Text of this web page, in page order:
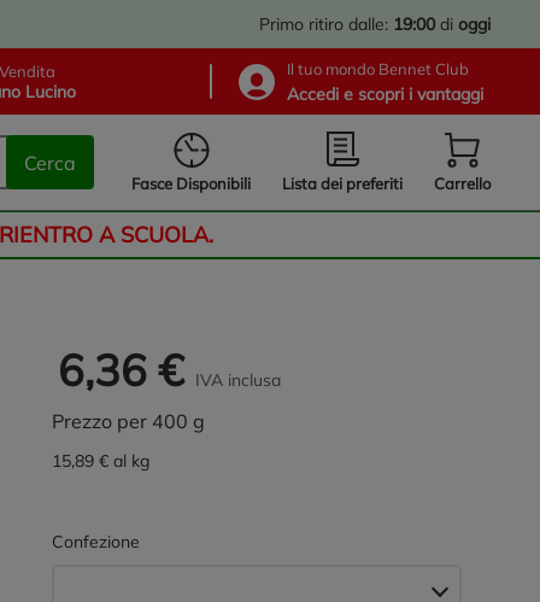
Primo ritiro dalle: 19:00 di oggi
Lucino
Il tuo mondo Bennet Club
Accedi e scopri i vantaggi
Cerca
Fasce Disponibili Lista dei preferiti Carrello
A SCUOLA.
6,36 € IVA inclusa
Prezzo per 400 g
15,89 € al kg
Confezione